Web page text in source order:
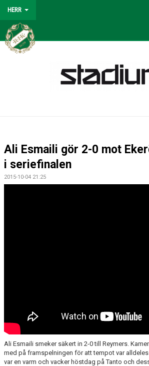
HERR
HERR
TRUPPEN
BILDGALLERI
Ali Esmaili gör 2-0 mot
i seriefinalen
2015-10-04 21:25
Ali Esmaili smeker säkert in 2-0 till Reymers.
med på framspelningen för att tempot var
var en varm och vacker höstdag på Tanto och